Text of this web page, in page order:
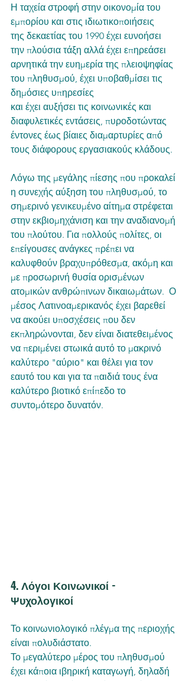
Η ταχεία στροφή στην οικονομία του
εμπορίου και στις ιδιωτικοποιήσεις
της δεκαετίας του 1990 έχει ευνοήσει
την πλούσια τάξη αλλά έχει επηρεάσει
αρνητικά την ευημερία της πλειοψηφίας
του πληθυσμού, έχει υποβαθμίσει τις
δημόσιες υπηρεσίες
και έχει αυξήσει τις κοινωνικές και
διαφυλετικές εντάσεις, πυροδοτώντας
έντονες έως βίαιες διαμαρτυρίες από
τους διάφορους εργασιακούς κλάδους.
Λόγω της μεγάλης πίεσης που προκαλεί
η συνεχής αύξηση του πληθυσμού, το
σημερινό γενικευμένο αίτημα στρέφεται
στην εκβιομηχάνιση και την αναδιανομή
του πλούτου. Για πολλούς πολίτες, οι
επείγουσες ανάγκες πρέπει να
καλυφθούν βραχυπρόθεσμα, ακόμη και
με προσωρινή θυσία ορισμένων
ατομικών ανθρώπινων δικαιωμάτων.  Ο
μέσος Λατινοαμερικανός έχει βαρεθεί
να ακούει υποσχέσεις που δεν
εκπληρώνονται, δεν είναι διατεθειμένος
να περιμένει στωικά αυτό το μακρινό
καλύτερο "αύριο" και θέλει για τον
εαυτό του και για τα παιδιά τους ένα
καλύτερο βιοτικό επίπεδο το
συντομότερο δυνατόν.
4. Λόγοι Κοινωνικοί -
Ψυχολογικοί
Το κοινωνιολογικό πλέγμα της περιοχής
είναι πολυδιάστατο.
Το μεγαλύτερο μέρος του πληθυσμού
έχει κάποια ιβηρική καταγωγή, δηλαδή